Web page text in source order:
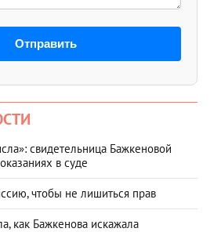
Отправить
свидетельница Бажкеновой
в суде
чтобы не лишиться прав
как Бажкенова искажала